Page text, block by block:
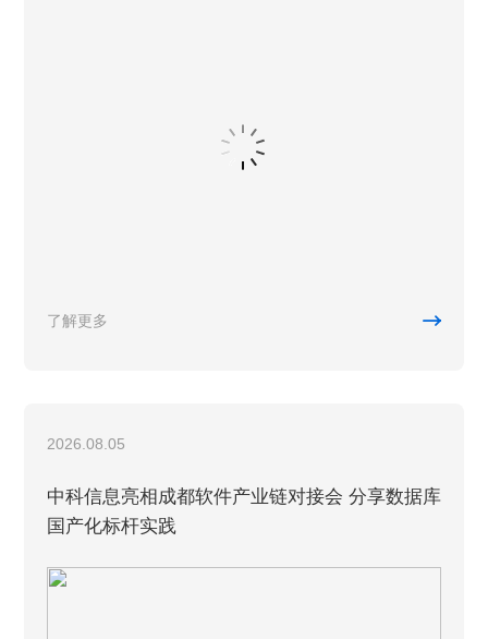
了解更多 
2026.08.05
中科信息亮相成都软件产业链对接会 分享数据库
国产化标杆实践